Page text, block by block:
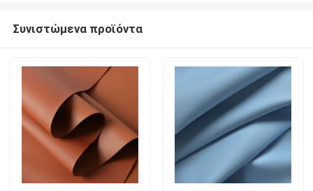
Συνιστώμενα προϊόντα